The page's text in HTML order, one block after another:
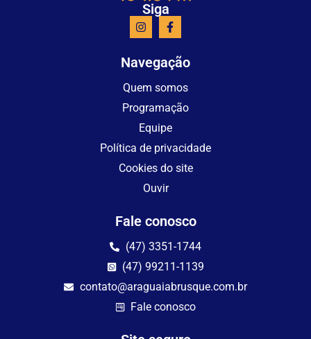
Siga
Navegação
Quem somos
Programação
Equipe
Política de privacidade
Cookies do site
Ouvir
Fale conosco
(47) 3351-1744
(47) 99211-1139
contato@araguaiabrusque.com.br
Fale conosco